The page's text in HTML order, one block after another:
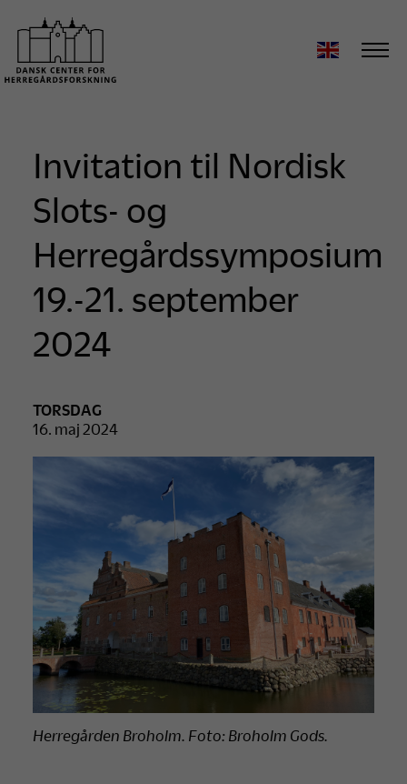
Invitation til Nordisk
Slots- og
Herregårdssymposium
19.-21. september
2024
TORSDAG
16. maj 2024
Herregården Broholm. Foto: Broholm Gods.